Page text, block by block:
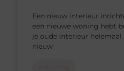
Een nieuw interieur
een nieuwe woning hebt
je oude interieur helemaal
nieuw